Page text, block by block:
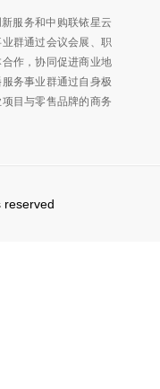
服务和中购联铱星云
群通过会议会展、职
作，协同促进商业地
务事业群通过自身极
目与零售品牌的商务
reserved